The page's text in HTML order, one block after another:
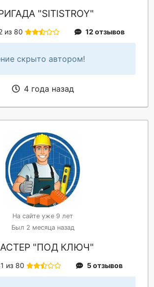
"SITISTROY"
из 80 12 отзывов
скрыто автором!
4 года назад
На сайте уже 9 лет
Был 2 месяца назад
"ПОД КЛЮЧ"
из 80 5 отзывов